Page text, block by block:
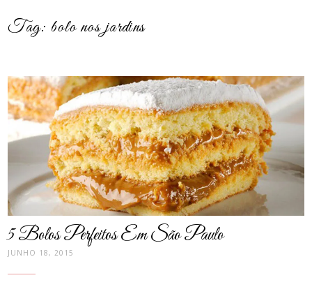
Tag: bolo nos jardins
post
thumbnail
5 Bolos Perfeitos Em São Paulo
JUNHO 18, 2015